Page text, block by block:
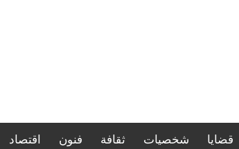
قضايا شخصيات ثقافة فنون اقتصاد